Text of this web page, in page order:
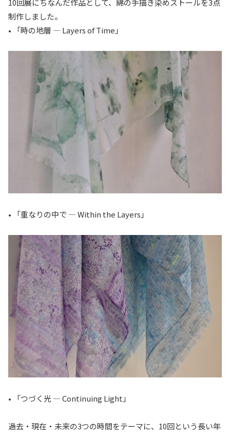
制作しました。
• 「時の地層 ― Layers of Time」
• 「重なりの中で ― Within the Layers」
• 「つづく光 ― Continuing Light」
過去・現在・未来の3つの時間をテーマに、10回という長い年